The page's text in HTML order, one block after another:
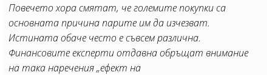
Повечето хора смятат, че големите покупки са
основната причина парите им да изчезват.
Истината обаче често е съвсем различна.
Финансовите експерти отдавна обръщат внимание
на така наречения „ефект на